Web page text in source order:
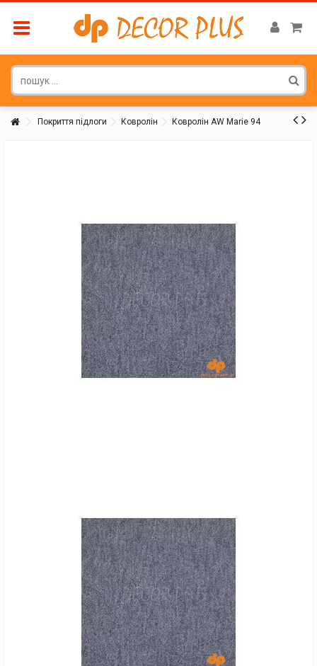
Покриття підлоги Ковролін Ковролін AW Marie 94